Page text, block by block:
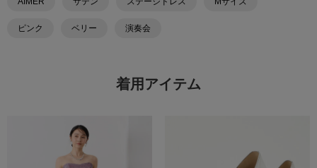
ピンク ベリー 演奏会
着用アイテム